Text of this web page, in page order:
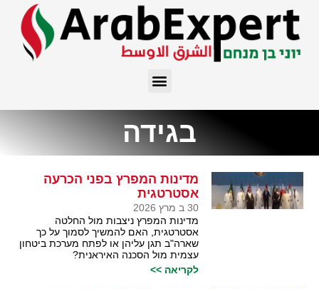
בגידה
מדינות המפרץ בפני הכרעה
אסטרטגית
30 ב מרץ 2026
מדינות המפרץ ניצבות מול החלטה
אסטרטגית, האם להמשיך לסמוך על כך
שארה"ב תגן עליהן או לפתח מערכת ביטחון
עצמית מול הסכנה האיראנית?
לקריאה >>